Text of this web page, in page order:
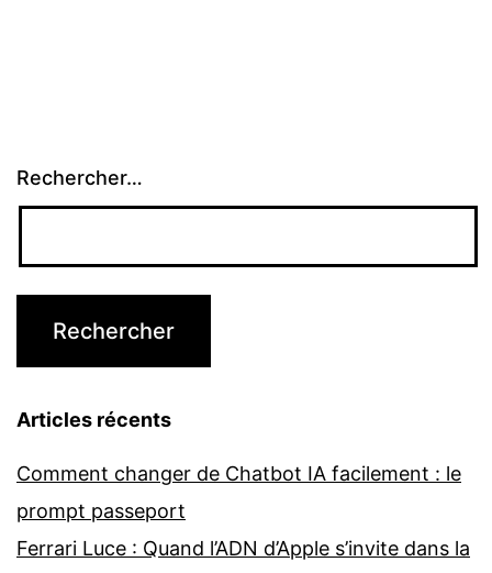
Rechercher…
Articles récents
Comment changer de Chatbot IA facilement : le
prompt passeport
Ferrari Luce : Quand l’ADN d’Apple s’invite dans la